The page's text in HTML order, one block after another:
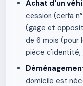
Achat d'un
cession (cerfa
(gage et
de 6 mois (pour
pièce d'identité,
domicile est